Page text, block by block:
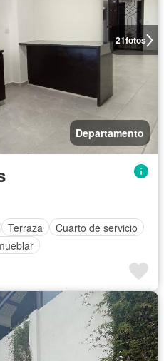
21fotos
Departamento
Terraza
Cuarto de servicio